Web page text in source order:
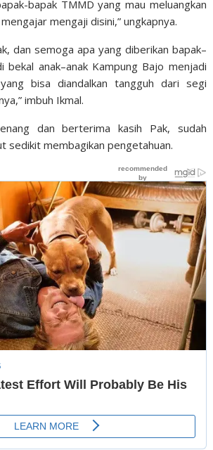
k-bapak TMMD yang mau meluangkan
mengaji disini,” ungkapnya.
dan semoga apa yang diberikan bapak–
bekal anak–anak Kampung Bajo menjadi
bisa diandalkan tangguh dari segi
imbuh Ikmal.
dan berterima kasih Pak, sudah
sedikit membagikan pengetahuan.